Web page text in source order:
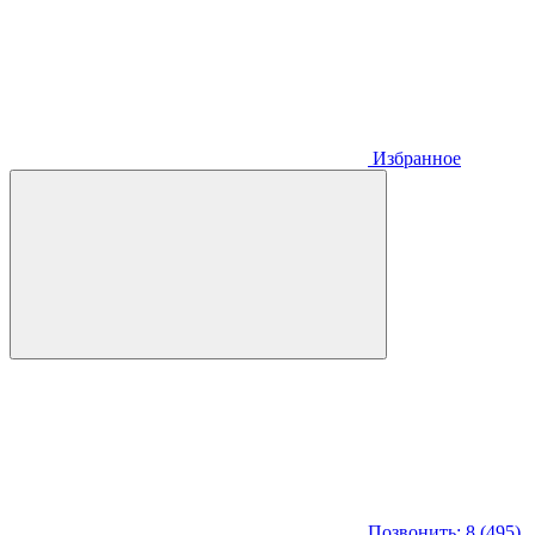
Избранное